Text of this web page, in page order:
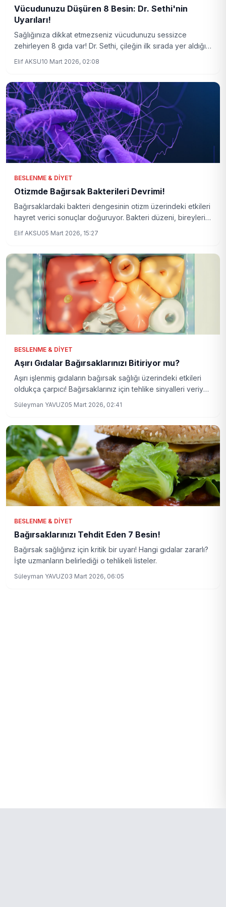
Vücudunuzu Düşüren 8 Besin: Dr. Sethi'nin
Uyarıları!
Sağlığınıza dikkat etmezseniz vücudunuzu sessizce
zehirleyen 8 gıda var! Dr. Sethi, çileğin ilk sırada yer aldığını
Elif AKSU10 Mart 2026, 02:08
BESLENME & DIYET
Otizmde Bağırsak Bakterileri Devrimi!
Bağırsaklardaki bakteri dengesinin otizm üzerindeki etkileri
hayret verici sonuçlar doğuruyor. Bakteri düzeni, bireylerin
Elif AKSU05 Mart 2026, 15:27
BESLENME & DIYET
Aşırı Gıdalar Bağırsaklarınızı Bitiriyor mu?
Aşırı işlenmiş gıdaların bağırsak sağlığı üzerindeki etkileri
oldukça çarpıcı! Bağırsaklarınız için tehlike sinyalleri veriyor
Süleyman YAVUZ05 Mart 2026, 02:41
BESLENME & DIYET
Bağırsaklarınızı Tehdit Eden 7 Besin!
Bağırsak sağlığınız için kritik bir uyarı! Hangi gıdalar zararlı?
İşte uzmanların belirlediği o tehlikeli listeler.
Süleyman YAVUZ03 Mart 2026, 06:05